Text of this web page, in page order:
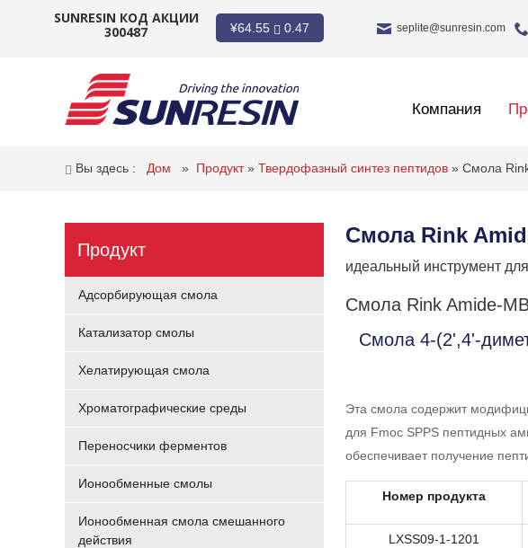
КОМПАНИЯ
SUNRESIN КОД АКЦИИ
300487
¥64.55 0.47 seplite@sunresin.com
Компания
Вы здесь : Дом » Продукт» Твердофазный синтез пептидов » Смола
Смола Rink
идеальный инструмент
Смола Rink Amide-
Смола 4-(2',4'-
Эта смола содержит
для Fmoc SPPS пептидных
обеспечивает получение
Номер продукта
LXSS09-1-1201
Продукт
Адсорбирующая смола
Катализатор смолы
Хелатирующая смола
Хроматографические среды
Переносчики ферментов
Ионообменные смолы
Ионообменная смола смешанного
действия